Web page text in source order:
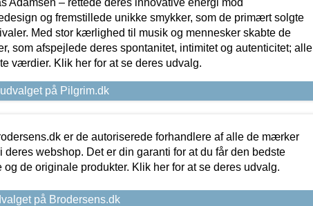
og fremstillede unikke smykker, som de primært solgte
Med stor kærlighed til musik og mennesker skabte de
som afspejlede deres spontanitet, intimitet og autenticitet; alle
værdier. Klik her for at se deres udvalg.
på Pilgrim.dk
er de autoriserede forhandlere af alle de mærker
deres webshop. Det er din garanti for at du får den bedste
og de originale produkter. Klik her for at se deres udvalg.
på Brodersens.dk